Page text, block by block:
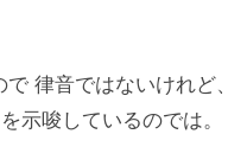
で 律音ではないけれ
示唆しているのでは。